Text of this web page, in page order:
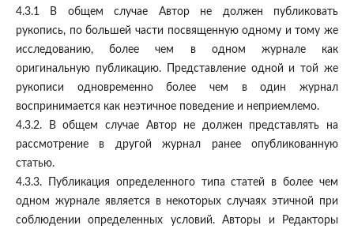
4.3.1 В общем случае Автор не должен публиковать
рукопись, по большей части посвященную одному и тому же
исследованию, более чем в одном журнале как
оригинальную публикацию. Представление одной и той же
рукописи одновременно более чем в один журнал
воспринимается как неэтичное поведение и неприемлемо.
4.3.2. В общем случае Автор не должен представлять на
рассмотрение в другой журнал ранее опубликованную
статью.
4.3.3. Публикация определенного типа статей в более чем
одном журнале является в некоторых случаях этичной при
соблюдении определенных условий. Авторы и Редакторы